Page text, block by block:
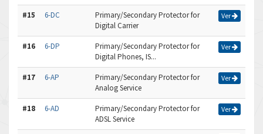
#15 6-DC
Primary/Secondary Protector for
Digital Carrier
Ver
#16 6-DP
Primary/Secondary Protector for
Digital Phones, IS...
Ver
#17 6-AP
Primary/Secondary Protector for
Analog Service
Ver
#18 6-AD
Primary/Secondary Protector for
ADSL Service
Ver